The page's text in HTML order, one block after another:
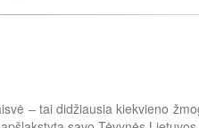
– tai didžiausia kiekvieno